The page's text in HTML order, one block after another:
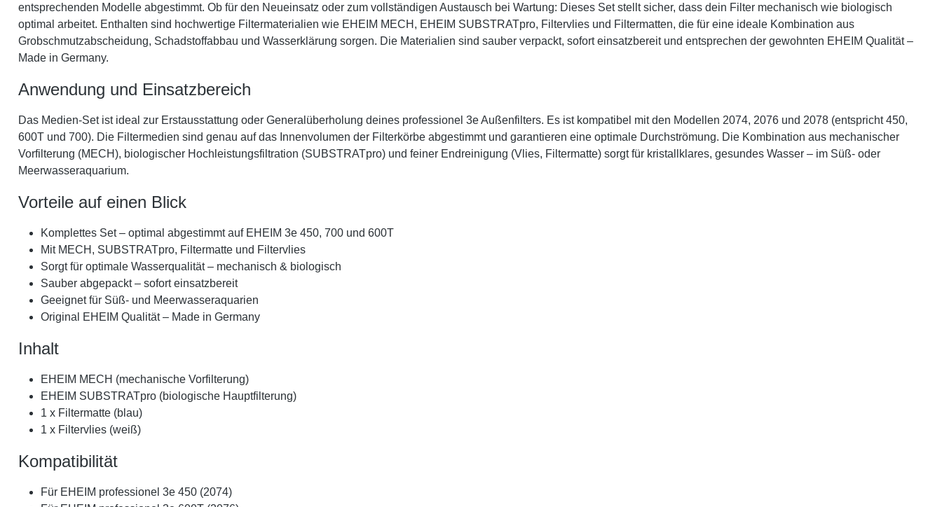
entsprechenden Modelle abgestimmt. Ob für den Neueinsatz oder zum vollständigen Austausch bei Wartung: Dieses Set stellt sicher, dass dein Filter mechanisch wie biologisch
optimal arbeitet. Enthalten sind hochwertige Filtermaterialien wie EHEIM MECH, EHEIM SUBSTRATpro, Filtervlies und Filtermatten, die für eine ideale Kombination aus
Grobschmutzabscheidung, Schadstoffabbau und Wasserklärung sorgen. Die Materialien sind sauber verpackt, sofort einsatzbereit und entsprechen der gewohnten EHEIM Qualität –
Made in Germany.
Anwendung und Einsatzbereich
Das Medien-Set ist ideal zur Erstausstattung oder Generalüberholung deines professionel 3e Außenfilters. Es ist kompatibel mit den Modellen 2074, 2076 und 2078 (entspricht 450,
600T und 700). Die Filtermedien sind genau auf das Innenvolumen der Filterkörbe abgestimmt und garantieren eine optimale Durchströmung. Die Kombination aus mechanischer
Vorfilterung (MECH), biologischer Hochleistungsfiltration (SUBSTRATpro) und feiner Endreinigung (Vlies, Filtermatte) sorgt für kristallklares, gesundes Wasser – im Süß- oder
Meerwasseraquarium.
Vorteile auf einen Blick
Komplettes Set – optimal abgestimmt auf EHEIM 3e 450, 700 und 600T
Mit MECH, SUBSTRATpro, Filtermatte und Filtervlies
Sorgt für optimale Wasserqualität – mechanisch & biologisch
Sauber abgepackt – sofort einsatzbereit
Geeignet für Süß- und Meerwasseraquarien
Original EHEIM Qualität – Made in Germany
Inhalt
EHEIM MECH (mechanische Vorfilterung)
EHEIM SUBSTRATpro (biologische Hauptfilterung)
1 x Filtermatte (blau)
1 x Filtervlies (weiß)
Kompatibilität
Für EHEIM professionel 3e 450 (2074)